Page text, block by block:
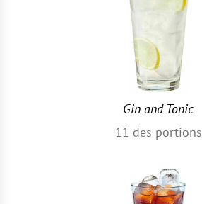
Gin and Tonic
11 des portions